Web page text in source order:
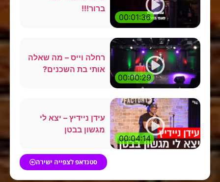
00:01:36
ברור!!!
00:00:29
רחלה וייס – מה שאלה
אותי בת השכנים?
00:04:14
עידן ניידיץ – יצא לי
מגשון בבטן
סטנדאפ לצפייה ישירה